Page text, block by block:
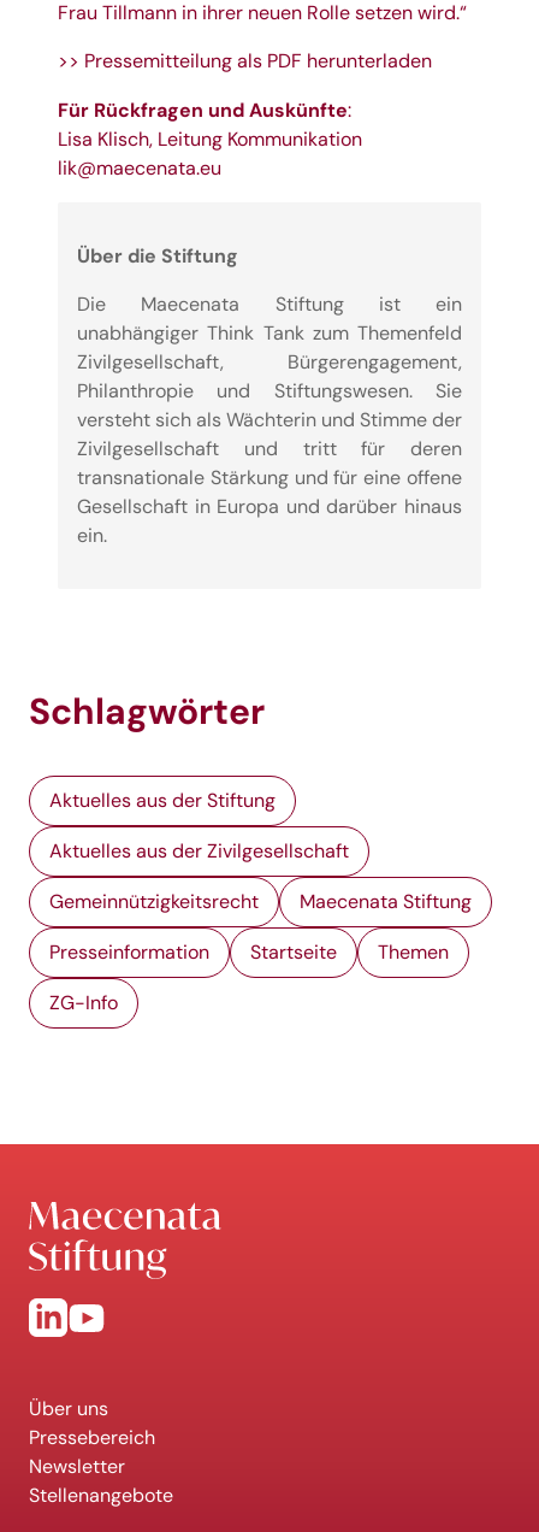
Frau Tillmann in ihrer neuen Rolle setzen wird.“
>> Pressemitteilung als PDF herunterladen
Für Rückfragen und Auskünfte:
Lisa Klisch, Leitung Kommunikation
lik@maecenata.eu
Über die Stiftung
Die Maecenata Stiftung ist ein
unabhängiger Think Tank zum Themenfeld
Zivilgesellschaft, Bürgerengagement,
Philanthropie und Stiftungswesen. Sie
versteht sich als Wächterin und Stimme der
Zivilgesellschaft und tritt für deren
transnationale Stärkung und für eine offene
Gesellschaft in Europa und darüber hinaus
ein.
Schlagwörter
Aktuelles aus der Stiftung
Aktuelles aus der Zivilgesellschaft
Gemeinnützigkeitsrecht Maecenata Stiftung
Presseinformation Startseite Themen
ZG-Info
Über uns
Pressebereich
Newsletter
Stellenangebote